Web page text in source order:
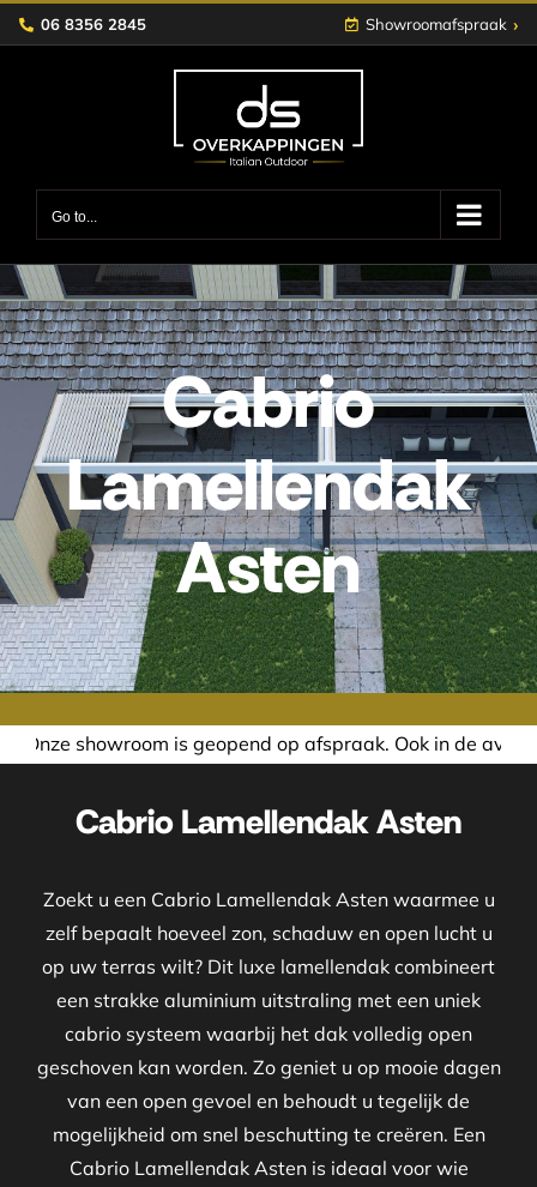
Skip
to
06 8356 2845 Showroomafspraak ›
Go to...
Cabrio
Lamellendak
Asten
op afspraak. Ook in de avond of in het weekend
Cabrio Lamellendak Asten
Zoekt u een Cabrio Lamellendak Asten waarmee u
zelf bepaalt hoeveel zon, schaduw en open lucht u
op uw terras wilt? Dit luxe lamellendak combineert
een strakke aluminium uitstraling met een uniek
cabrio systeem waarbij het dak volledig open
geschoven kan worden. Zo geniet u op mooie dagen
van een open gevoel en behoudt u tegelijk de
mogelijkheid om snel beschutting te creëren. Een
Cabrio Lamellendak Asten is ideaal voor wie